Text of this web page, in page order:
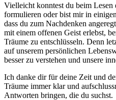
Vielleicht ⁤konntest du beim‍ Lesen
‍formulieren ‌oder bist mir in
dass du ​zum Nachdenken⁤
mit einem offenen Geist ‌erlebst,‍
⁣Träume zu entschlüsseln. Denn
auf unserem⁢ persönlichen
besser zu verstehen und unsere
Ich danke dir für‍ deine Zeit und
Träume immer klar und⁢
Antworten ‍bringen, die ⁣du ⁣suchst.